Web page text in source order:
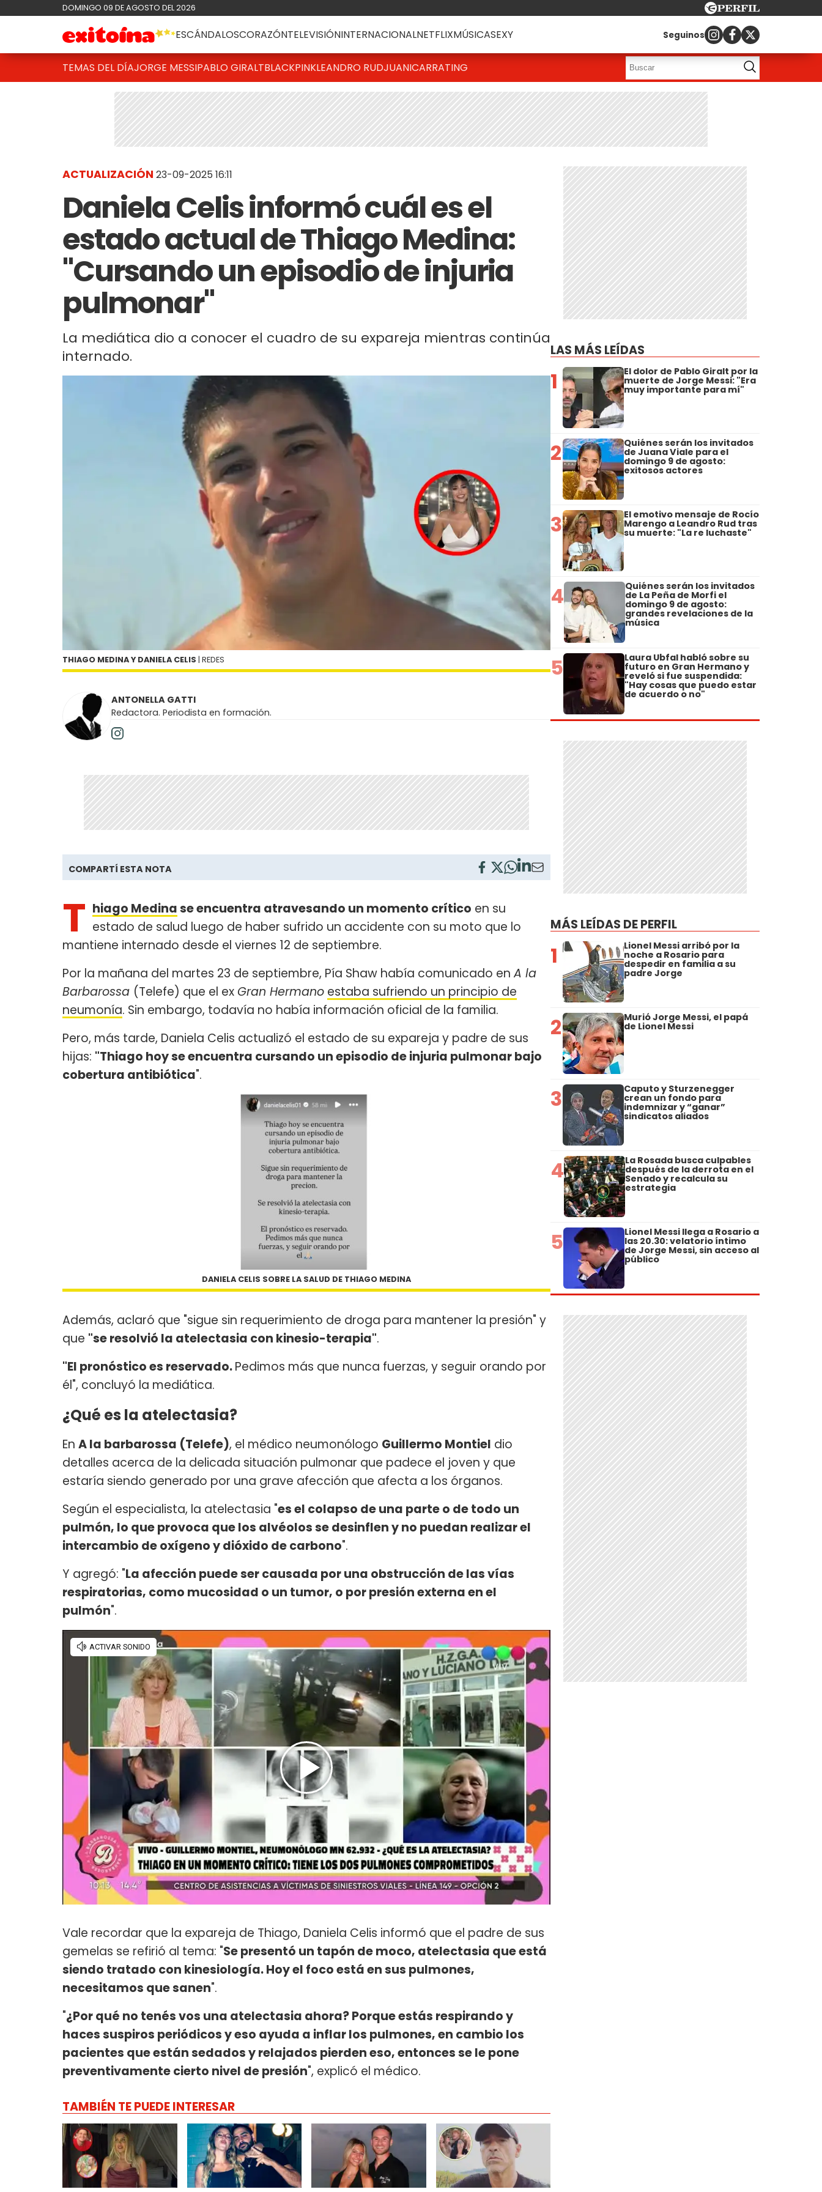
DOMINGO 09 DE AGOSTO DEL 2026
ESCÁNDALOSCORAZÓNTELEVISIÓNINTERNACIONALNETFLIXMÚSICASEXY Seguinos
TEMAS DEL DÍAJORGE MESSIPABLO GIRALTBLACKPINKLEANDRO RUDJUANICARRATING
ACTUALIZACIÓN 23-09-2025 16:11
Daniela Celis informó cuál es el
estado actual de Thiago Medina:
"Cursando un episodio de injuria
pulmonar"
La mediática dio a conocer el cuadro de su expareja mientras continúa
internado.
THIAGO MEDINA Y DANIELA CELIS | REDES
ANTONELLA GATTI
Redactora. Periodista en formación.
COMPARTÍ ESTA NOTA
T hiago Medinase encuentra atravesando un momento crítico en su
estado de salud luego de haber sufrido un accidente con su moto que lo
mantiene internado desde el viernes 12 de septiembre.
Por la mañana del martes 23 de septiembre, Pía Shaw había comunicado enA la
Barbarossa (Telefe) que el ex Gran Hermano estaba sufriendo un principio de
neumonía. Sin embargo, todavía no había información oficial de la familia.
Pero, más tarde, Daniela Celis actualizó el estado de su expareja y padre de sus
hijas: "Thiago hoy se encuentra cursando un episodio de injuria pulmonar bajo
cobertura antibiótica".
DANIELA CELIS SOBRE LA SALUD DE THIAGO MEDINA
Además, aclaró que "sigue sin requerimiento de droga para mantener la presión" y
que "se resolvió la atelectasia con kinesio-terapia".
"El pronóstico es reservado.Pedimos más que nunca fuerzas, y seguir orando por
él", concluyó la mediática.
¿Qué es la atelectasia?
En A la barbarossa (Telefe), el médico neumonólogo Guillermo Montiel dio
detalles acerca de la delicada situación pulmonar que padece el joven y que
estaría siendo generado por una grave afección que afecta a los órganos.
Según el especialista, la atelectasia "es el colapso de una parte o de todo un
pulmón, lo que provoca que los alvéolos se desinflen y no puedan realizar el
intercambio de oxígeno y dióxido de carbono".
Y agregó: "La afección puede ser causada por una obstrucción de las vías
respiratorias, como mucosidad o un tumor, o por presión externa en el
pulmón".
Vale recordar que la expareja de Thiago, Daniela Celis informó que el padre de sus
gemelas se refirió al tema: "Se presentó un tapón de moco, atelectasia que está
siendo tratado con kinesiología. Hoy el foco está en sus pulmones,
necesitamos que sanen".
"¿Por qué no tenés vos una atelectasia ahora? Porque estás respirando y
haces suspiros periódicos y eso ayuda a inflar los pulmones, en cambio los
pacientes que están sedados y relajados pierden eso, entonces se le pone
preventivamente cierto nivel de presión", explicó el médico.
TAMBIÉN TE PUEDE INTERESAR
LAS MÁS LEÍDAS
1 El dolor de Pablo Giralt por la
muerte de Jorge Messi: "Era
muy importante para mí"
2 Quiénes serán los invitados
de Juana Viale para el
domingo 9 de agosto:
exitosos actores
3 El emotivo mensaje de Rocío
Marengo a Leandro Rud tras
su muerte: "La re luchaste"
4 Quiénes serán los invitados
de La Peña de Morfi el
domingo 9 de agosto:
grandes revelaciones de la
música
5 Laura Ubfal habló sobre su
futuro en Gran Hermano y
reveló si fue suspendida:
"Hay cosas que puedo estar
de acuerdo o no"
MÁS LEÍDAS DE PERFIL
1 Lionel Messi arribó por la
noche a Rosario para
despedir en familia a su
padre Jorge
2 Murió Jorge Messi, el papá
de Lionel Messi
3 Caputo y Sturzenegger
crean un fondo para
indemnizar y “ganar”
sindicatos aliados
4 La Rosada busca culpables
después de la derrota en el
Senado y recalcula su
estrategia
5 Lionel Messi llega a Rosario a
las 20.30: velatorio íntimo
de Jorge Messi, sin acceso al
público